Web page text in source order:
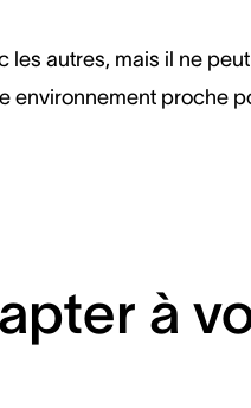
autres, mais il ne
environnement proche
à